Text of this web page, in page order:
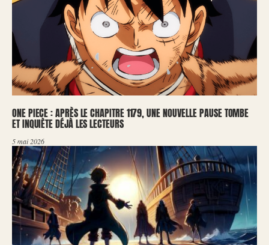
ONE PIECE : APRÈS LE CHAPITRE 1179, UNE NOUVELLE PAUSE TOMBE
ET INQUIÈTE DÉJÀ LES LECTEURS
5 mai 2026